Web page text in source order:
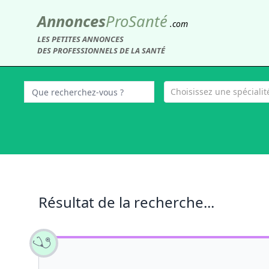
AnnoncesProSanté .com
LES PETITES ANNONCES
DES PROFESSIONNELS DE LA SANTÉ
Choisissez une
Résultat de la recherche...